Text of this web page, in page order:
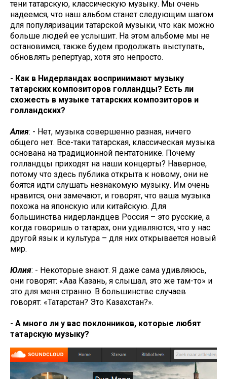
тени татарскую, классическую музыку. Мы очень
надеемся, что наш альбом станет следующим шагом
для популяризации татарской музыки, что как можно
больше людей ее услышит. На этом альбоме мы не
остановимся, также будем продолжать выступать,
обновлять репертуар, хотя это непросто.
- Как в Нидерландах воспринимают музыку
татарских композиторов голландцы? Есть ли
схожесть в музыке татарских композиторов и
голландских?
Алия: - Нет, музыка совершенно разная, ничего
общего нет. Все-таки татарская, классическая музыка
основана на традиционной пентатонике. Почему
голландцы приходят на наши концерты? Наверное,
потому что здесь публика открыта к новому, они не
боятся идти слушать незнакомую музыку. Им очень
нравится, они замечают, и говорят, что ваша музыка
похожа на японскую или китайскую. Для
большинства нидерландцев Россия – это русские, а
когда говоришь о татарах, они удивляются, что у нас
другой язык и культура – для них открывается новый
мир.
Юлия: - Некоторые знают. Я даже сама удивляюсь,
они говорят: «Ааа Казань, я слышал, это же там-то» и
это для меня странно. В большинстве случаев
говорят: «Татарстан? Это Казахстан?».
- А много ли у вас поклонников, которые любят
татарскую музыку?